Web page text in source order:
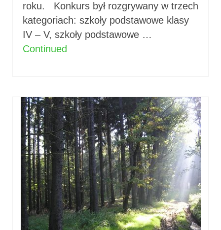
roku. Konkurs był rozgrywany w trzech
kategoriach: szkoły podstawowe klasy
IV – V, szkoły podstawowe …
Continued